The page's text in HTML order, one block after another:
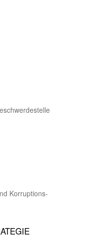
Korrup­tions­